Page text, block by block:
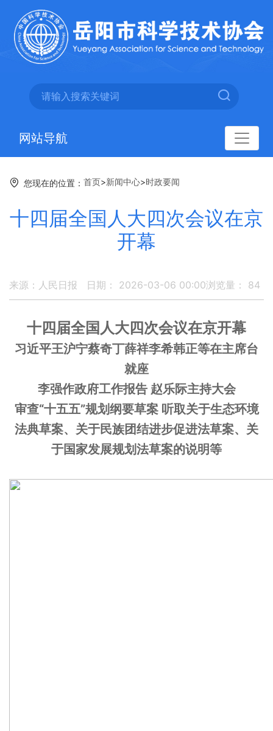
网站导航
您现在的位置： 首页>新闻中心>时政要闻
十四届全国人大四次会议在京
开幕
来源：人民日报 日期： 2026-03-06 00:00浏览量： 84
十四届全国人大四次会议在京开幕
习近平王沪宁蔡奇丁薛祥李希韩正等在主席台
就座
李强作政府工作报告 赵乐际主持大会
审查“十五五”规划纲要草案 听取关于生态环境
法典草案、关于民族团结进步促进法草案、关
于国家发展规划法草案的说明等